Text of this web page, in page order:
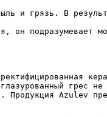
и грязь. В
подразумевает
грес
Azulev